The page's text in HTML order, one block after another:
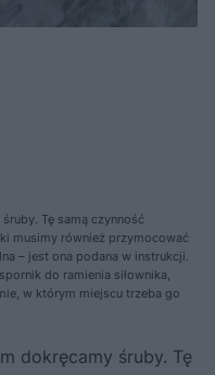
Tę samą czynność
musimy również przymocować
– jest ona podana w instrukcji.
do ramienia siłownika,
w którym miejscu trzeba go
dokręcamy śruby. Tę